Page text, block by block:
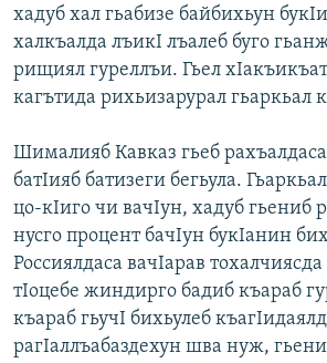
хадуб хал гьабизе байбихьун
халкъалда лъикI лъалеб буго
рищиял гуреллъи. Гьел
кагътида рихьизарурал гьаркьал
Шималияб Кавказ гьеб
батIияб батизеги бегьула.
цо-кIиго чи вачIун, хадуб гьениб
нусго процент бачIун букIанин
Россиялдаса вачIарав тохалчиясда
тIоцебе жиндирго бадиб къараб
къараб гьучI бихьулеб
рагIаллъабаздехун шва нуж,